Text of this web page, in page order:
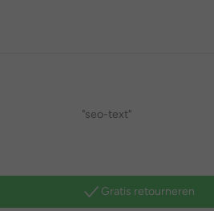
"seo-text"
Gratis retourneren